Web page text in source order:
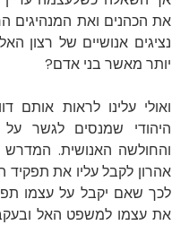
את הכהנים ואת המנהיגים
נציגים אנושיים של רצון
יותר מאשר בני אדם?
ואולי עלינו לראות אותם
היהודי שמנסים לגשר
והחולשה האנושית.
אהרון לקבל עליו את תפקיד
לכך שאם יקבל על עצמו
את עצמו למשפט האל